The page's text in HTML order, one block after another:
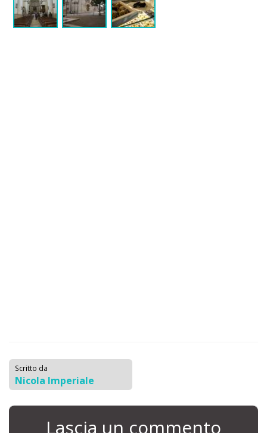
Scritto da
Nicola Imperiale
Lascia un commento